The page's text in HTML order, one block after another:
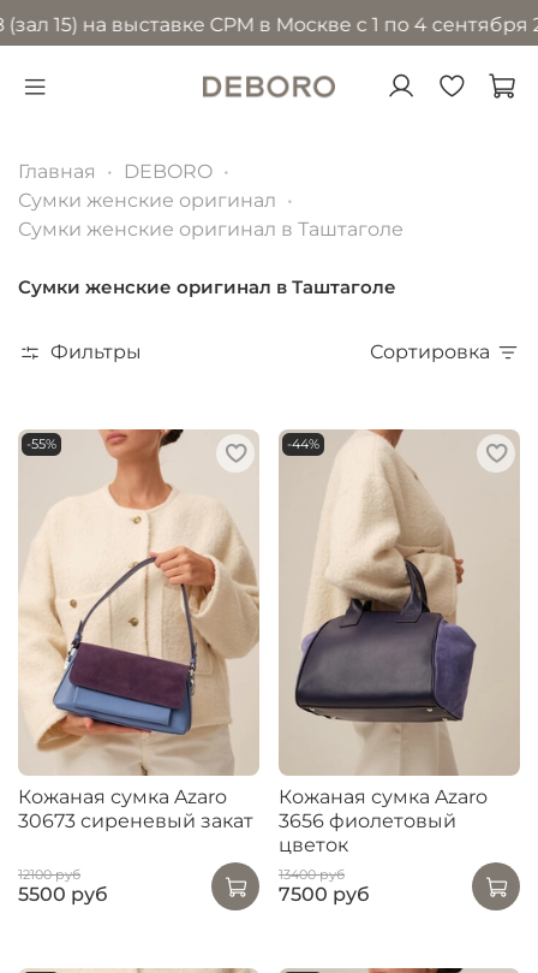
выставке CPM в Москве с 1 по 4 сентября 2026
Главная
DEBORO
Сумки женские оригинал
Сумки женские оригинал в Таштаголе
Сумки женские оригинал в Таштаголе
Фильтры Сортировка
-55%
Кожаная сумка Azaro
30673 сиреневый закат
12100 руб
5500 руб
-44%
Кожаная сумка Azaro
3656 фиолетовый
цветок
13400 руб
7500 руб